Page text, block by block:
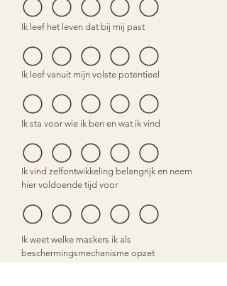
Ik leef het leven dat bij mij past
Ik leef vanuit mijn volste potentieel
Ik sta voor wie ik ben en wat ik vind
Ik vind zelfontwikkeling belangrijk en neem
hier voldoende tijd voor
Ik weet welke maskers ik als
beschermingsmechanisme opzet